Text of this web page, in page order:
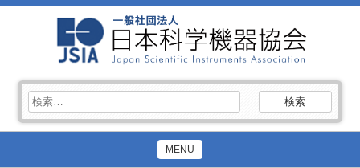
索:
MENU